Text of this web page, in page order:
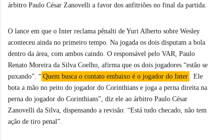
árbitro Paulo César Zanovelli a favor dos anfitriões no final da partida.
O lance em que o Inter reclama pênalti de Yuri Alberto sobre Wesley
aconteceu ainda no primeiro tempo. Na jogada os dois disputam a bola
dentro da área, com ambos caindo. O responsável pelo VAR, Paulo
Renato Moreira da Silva Coelho, afirma que os dois jogadores “estão se
puxando”. “ Quem busca o contato embaixo é o jogador do Inter
. Ele
bota a mão no peito do jogador do Corinthians e joga a perna direita na
perna do jogador do Corinthians”, diz ele ao árbitro Paulo César
Zanovelli da Silva, dispensando a revisão: “Está tudo checado, não tem
ação de tiro penal”.